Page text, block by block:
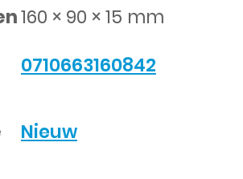
160 × 90 × 15 mm
0710663160842
Nieuw